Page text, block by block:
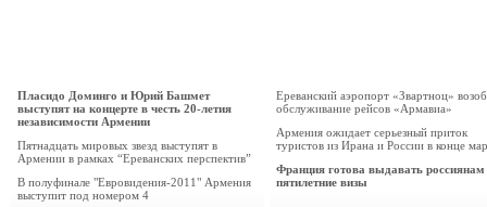
Пласидо Доминго и Юрий Башмет
выступят на концерте в честь 20-летия
независимости Армении
Пятнадцать мировых звезд выступят в
Армении в рамках “Ереванских перспектив”
В полуфинале "Евровидения-2011" Армения
выступит под номером 4
Ереванский аэропорт «Звартноц»
обслуживание рейсов «Армавиа»
Армения ожидает серьезный приток
туристов из Ирана и России в конце
Франция готова выдавать россиянам
пятилетние визы